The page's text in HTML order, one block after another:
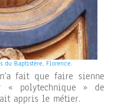
du Baptistère, Florence.
fait que faire sienne
« polytechnique » de
appris le métier.